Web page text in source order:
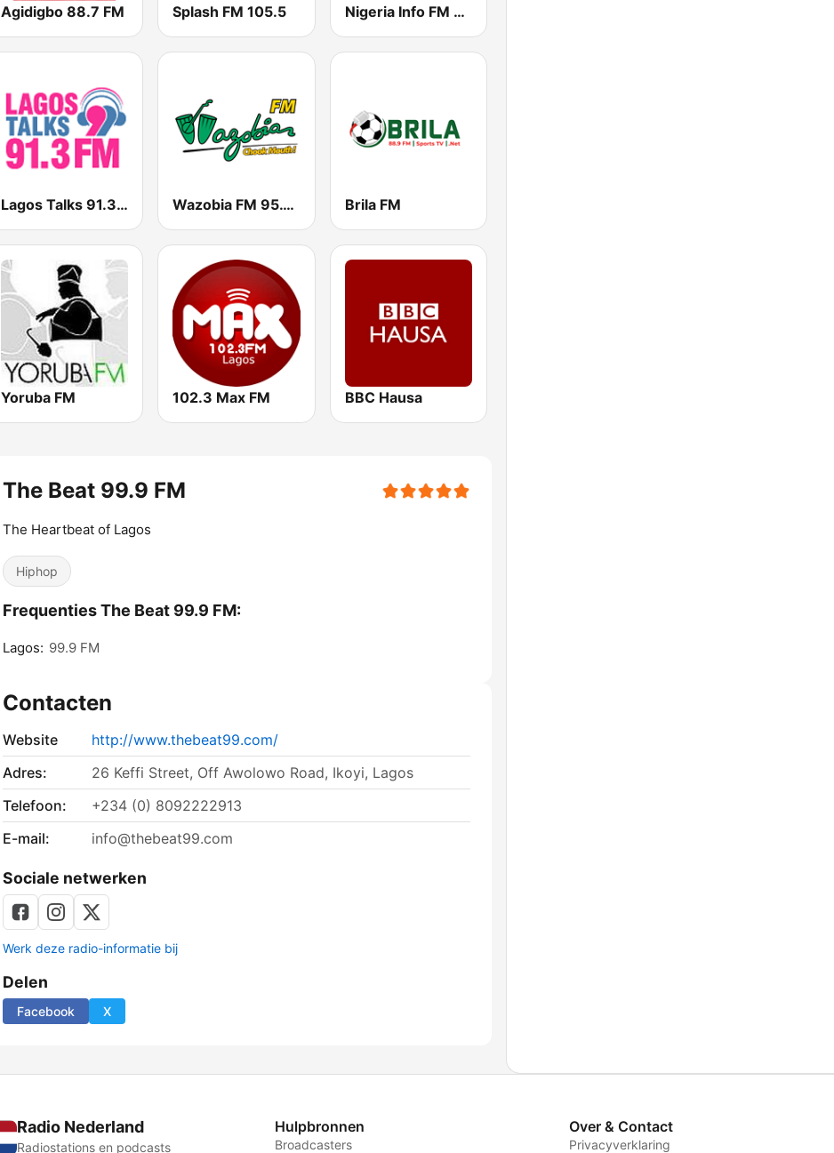
Agidigbo 88.7 FM Splash FM 105.5 Nigeria Info FM 99.3 Lagos
Lagos Talks 91.3 FM Wazobia FM 95.1 Lagos Brila FM
Yoruba FM 102.3 Max FM BBC Hausa
The Beat 99.9 FM
The Heartbeat of Lagos
Hiphop
Frequenties The Beat 99.9 FM:
Lagos: 99.9 FM
Contacten
Website
http://www.thebeat99.com/
Adres:
26 Keffi Street, Off Awolowo Road, Ikoyi, Lagos
Telefoon:
+234 (0) 8092222913
E-mail:
info@thebeat99.com
Sociale netwerken
Werk deze radio-informatie bij
Delen
Facebook X
Radio Nederland
Radiostations en podcasts
Hulpbronnen
Broadcasters
Over & Contact
Privacyverklaring